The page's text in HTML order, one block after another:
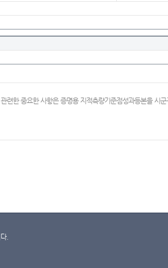
한 중요한 사항은 증명용 지적측량기준점성과등본을 시
.